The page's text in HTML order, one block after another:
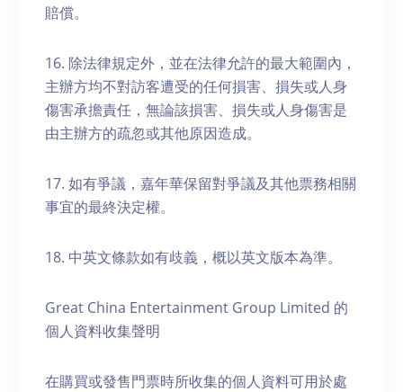
賠償。
16. 除法律規定外，並在法律允許的最大範圍內，
主辦方均不對訪客遭受的任何損害、損失或人身
傷害承擔責任，無論該損害、損失或人身傷害是
由主辦方的疏忽或其他原因造成。
17. 如有爭議，嘉年華保留對爭議及其他票務相關
事宜的最終決定權。
18. 中英文條款如有歧義，概以英文版本為準。
Great China Entertainment Group Limited 的
個人資料收集聲明
在購買或發售門票時所收集的個人資料可用於處